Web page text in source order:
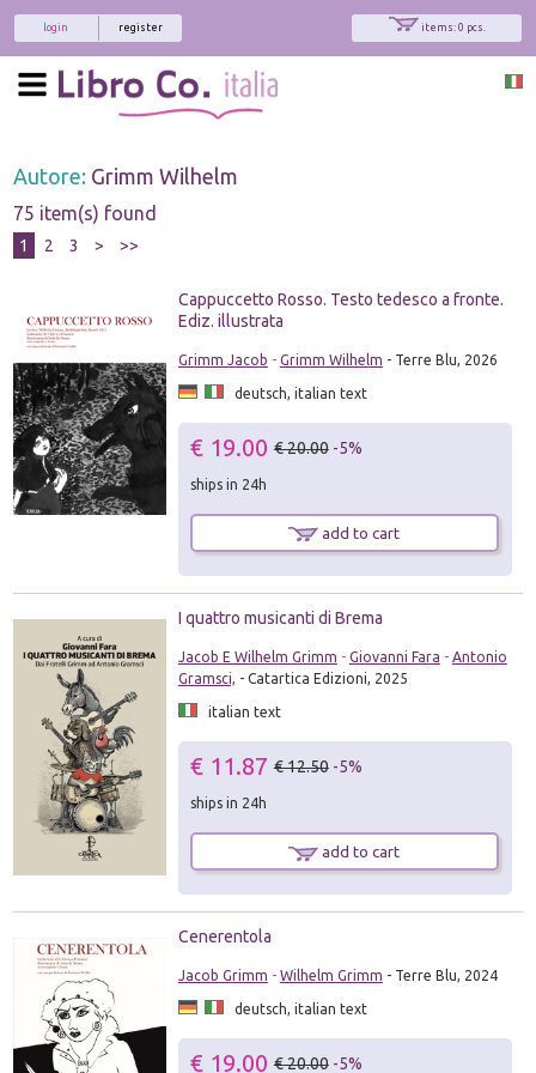
items: 0 pcs.
register
login
Autore: Grimm Wilhelm
75 item(s) found
1 2 3 > >>
Cappuccetto Rosso. Testo tedesco a fronte.
Ediz. illustrata
Grimm Jacob - Grimm Wilhelm - Terre Blu, 2026
deutsch, italian text
€ 19.00 € 20.00 -5%
ships in 24h
add to cart
I quattro musicanti di Brema
Jacob E Wilhelm Grimm - Giovanni Fara - Antonio
Gramsci, - Catartica Edizioni, 2025
italian text
€ 11.87 € 12.50 -5%
ships in 24h
add to cart
Cenerentola
Jacob Grimm - Wilhelm Grimm - Terre Blu, 2024
deutsch, italian text
€ 19.00 € 20.00 -5%